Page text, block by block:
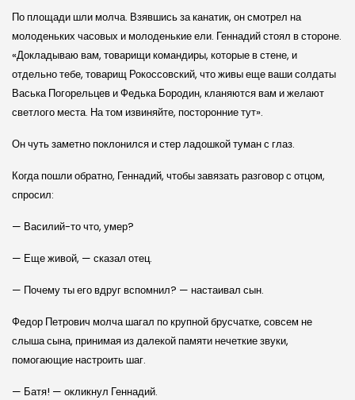
По площади шли молча. Взявшись за канатик, он смотрел на
молоденьких часовых и молоденькие ели. Геннадий стоял в стороне.
«Докладываю вам, товарищи командиры, которые в стене, и
отдельно тебе, товарищ Рокоссовский, что живы еще ваши солдаты
Васька Погорельцев и Федька Бородин, кланяются вам и желают
светлого места. На том извиняйте, посторонние тут».
Он чуть заметно поклонился и стер ладошкой туман с глаз.
Когда пошли обратно, Геннадий, чтобы завязать разговор с отцом,
спросил:
— Василий-то что, умер?
— Еще живой, — сказал отец.
— Почему ты его вдруг вспомнил? — настаивал сын.
Федор Петрович молча шагал по крупной брусчатке, совсем не
слыша сына, принимая из далекой памяти нечеткие звуки,
помогающие настроить шаг.
— Батя! — окликнул Геннадий.